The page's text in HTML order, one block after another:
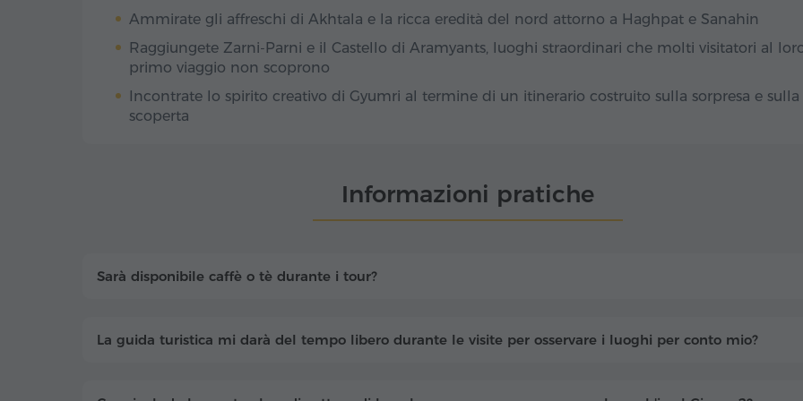
Ammirate gli affreschi di Akhtala e la ricca eredità del nord attorno a Haghpat e Sanahin
Raggiungete Zarni-Parni e il Castello di Aramyants, luoghi straordinari che molti visitatori al
primo viaggio non scoprono
Incontrate lo spirito creativo di Gyumri al termine di un itinerario costruito sulla sorpresa e sulla
scoperta
Informazioni pratiche
Sarà disponibile caffè o tè durante i tour?
La guida turistica mi darà del tempo libero durante le visite per osservare i luoghi per conto mio?